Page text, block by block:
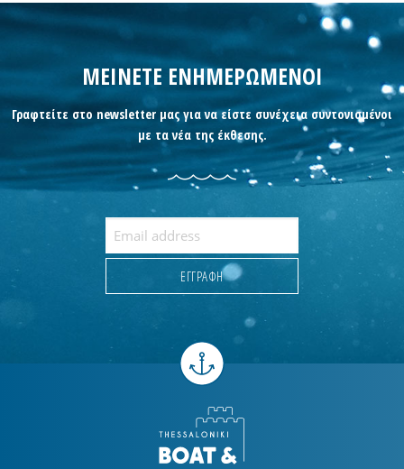
ΜΕΙΝΕΤΕ ΕΝΗΜΕΡΩΜΕΝΟΙ
Γραφτείτε στο newsletter μας για να είστε συνέχεια συντονισμένοι
με τα νέα της έκθεσης.